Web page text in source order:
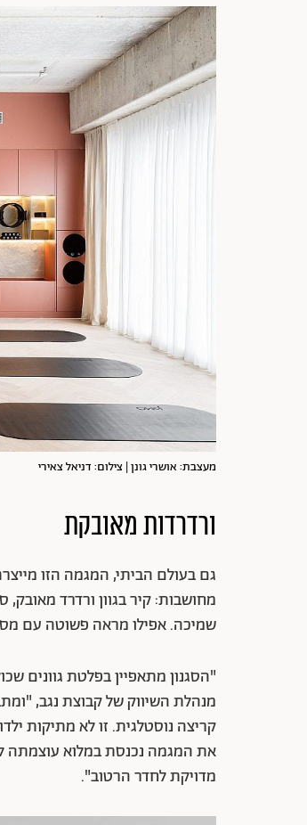
מעצבת: אושרי גונן | צילום: דניאל צאירי
ורדרדות מאובקת
גם בעולם הביתי, המגמה הזו
מחושבות: קיר בגוון ורדרד
שמיכה. אפילו מראה פשוטה עם
"הסגנון מתאפיין בפלטת גוונים
מנהלת השיווק של קבוצת נגב,
קריצה נוסטלגית. זו לא מתיקות
את המגמה נכנסת במלוא עוצמתה
מדויקת לחדר הרטוב".